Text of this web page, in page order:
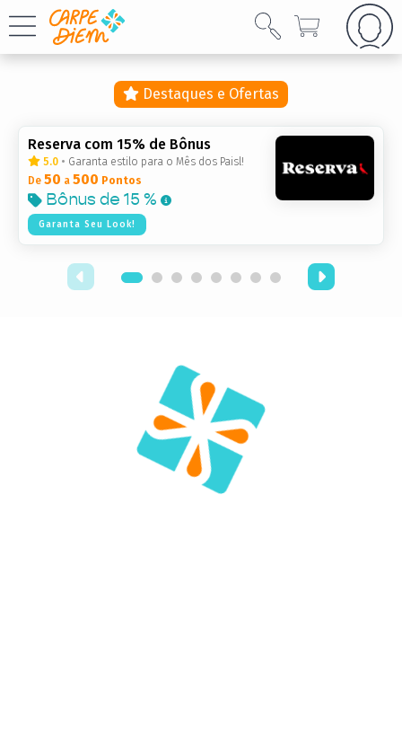
Destaques e Ofertas
Reserva com 15% de Bônus
5.0• Garanta estilo para o Mês dos Paisl!
De 50 a 500 Pontos
Bônus de 15 %
Garanta Seu Look!